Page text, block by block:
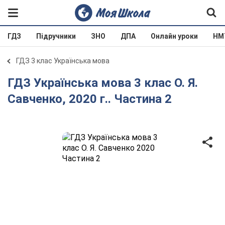
ГДЗ Підручники ЗНО ДПА Онлайн уроки
ГДЗ 3 клас Українська мова
ГДЗ Українська мова 3 клас О. Я.
Савченко, 2020 г.. Частина 2